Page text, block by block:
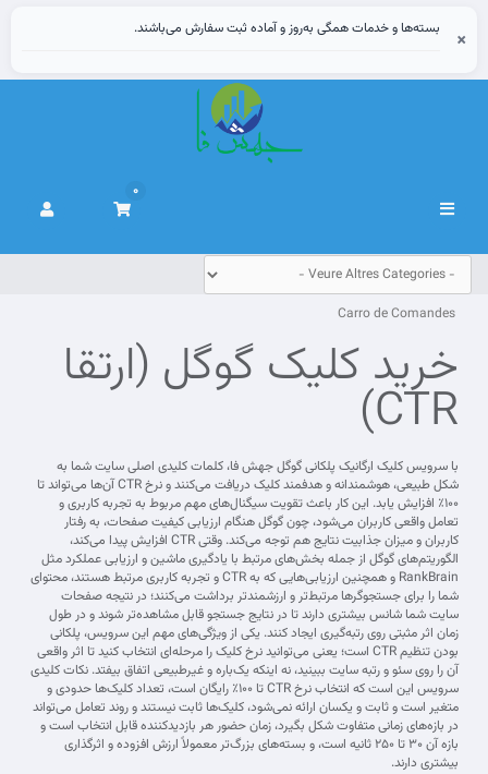
بسته‌ها و خدمات همگی به‌روز و آماده ثبت سفارش می‌باشند. ×
Canvia
navegació
0
Carro de Comandes
خرید کلیک گوگل (ارتقا
CTR)
با سرویس کلیک ارگانیک پلکانی گوگل جهش فا، کلمات کلیدی اصلی سایت شما به
شکل طبیعی، هوشمندانه و هدفمند کلیک دریافت می‌کنند و نرخ CTR آن‌ها می‌تواند تا
۱۰۰٪ افزایش یابد. این کار باعث تقویت سیگنال‌های مهم مربوط به تجربه کاربری و
تعامل واقعی کاربران می‌شود، چون گوگل هنگام ارزیابی کیفیت صفحات، به رفتار
کاربران و میزان جذابیت نتایج هم توجه می‌کند. وقتی CTR افزایش پیدا می‌کند،
الگوریتم‌های گوگل از جمله بخش‌های مرتبط با یادگیری ماشین و ارزیابی عملکرد مثل
RankBrain و همچنین ارزیابی‌هایی که به CTR و تجربه کاربری مرتبط هستند، محتوای
شما را برای جستجوگرها مرتبط‌تر و ارزشمندتر برداشت می‌کنند؛ در نتیجه صفحات
سایت شما شانس بیشتری دارند تا در نتایج جستجو قابل مشاهده‌تر شوند و در طول
زمان اثر مثبتی روی رتبه‌گیری ایجاد کنند. یکی از ویژگی‌های مهم این سرویس، پلکانی
بودن تنظیم CTR است؛ یعنی می‌توانید نرخ کلیک را مرحله‌ای انتخاب کنید تا اثر واقعی
آن را روی سئو و رتبه سایت ببینید، نه اینکه یک‌باره و غیرطبیعی اتفاق بیفتد. نکات کلیدی
سرویس این است که انتخاب نرخ CTR تا ۱۰۰٪ رایگان است، تعداد کلیک‌ها حدودی و
متغیر است و ثابت و یکسان ارائه نمی‌شود، کلیک‌ها ثابت نیستند و روند تعامل می‌تواند
در بازه‌های زمانی متفاوت شکل بگیرد، زمان حضور هر بازدیدکننده قابل انتخاب است و
بازه آن ۳۰ تا ۲۵۰ ثانیه است، و بسته‌های بزرگ‌تر معمولاً ارزش افزوده و اثرگذاری
بیشتری دارند.